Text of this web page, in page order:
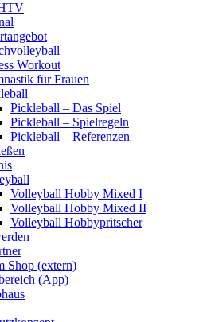
Workout
für Frauen
Pickleball – Das Spiel
Pickleball – Spielregeln
Pickleball – Referenzen
Volleyball Hobby Mixed I
Volleyball Hobby Mixed II
Volleyball Hobbypritscher
Shop (extern)
(App)